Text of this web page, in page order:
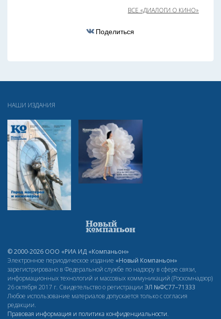
ВСЕ «ДИАЛОГИ О КИНО»
Поделиться
НАШИ ИЗДАНИЯ
© 2000-2026 ООО «РИА ИД «Компаньон»
Электронное периодическое издание «Новый Компаньон»
зарегистрировано в Федеральной службе по надзору в сфере связи,
информационных технологий и массовых коммуникаций (Роскомнадзор)
26 октября 2017 г. Свидетельство о регистрации ЭЛ №ФС77–71333
Любое использование материалов допускается только с согласия
редакции.
Правовая информация и политика конфиденциальности.